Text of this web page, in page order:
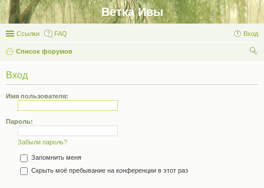
Ветка Ивы
Ссылки FAQ Вход
Список форумов
Вход
Имя пользователя:
Пароль:
Забыли пароль?
Запомнить меня
Скрыть моё пребывание на конференции в этот раз